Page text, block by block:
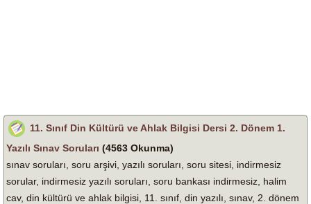
11. Sınıf Din Kültürü ve Ahlak Bilgisi Dersi 2. Dönem 1.
Yazılı Sınav Soruları (4563 Okunma)
sınav soruları, soru arşivi, yazılı soruları, soru sitesi, indirmesiz
sorular, indirmesiz yazılı soruları, soru bankası indirmesiz, halim
cav, din kültürü ve ahlak bilgisi, 11. sınıf, din yazılı, sınav, 2. dönem